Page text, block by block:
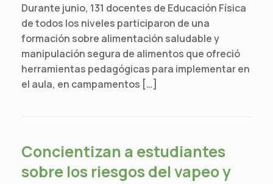
Durante junio, 131 docentes de Educación Física
de todos los niveles participaron de una
formación sobre alimentación saludable y
manipulación segura de alimentos que ofreció
herramientas pedagógicas para implementar en
el aula, en campamentos […]
Concientizan a estudiantes
sobre los riesgos del vapeo y